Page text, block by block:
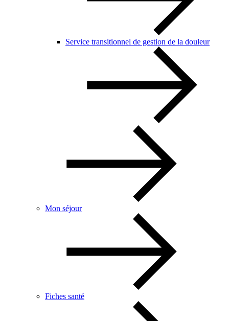
Service transitionnel de gestion de la douleur
Mon séjour
Fiches santé